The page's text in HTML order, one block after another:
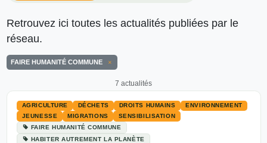
Retrouvez ici toutes les actualités publiées par le
réseau.
FAIRE HUMANITÉ COMMUNE
7 actualités
AGRICULTURE DÉCHETS DROITS HUMAINS
ENVIRONNEMENT
JEUNESSE
MIGRATIONS
SENSIBILISATION
FAIRE HUMANITÉ COMMUNE
HABITER AUTREMENT LA PLANÈTE